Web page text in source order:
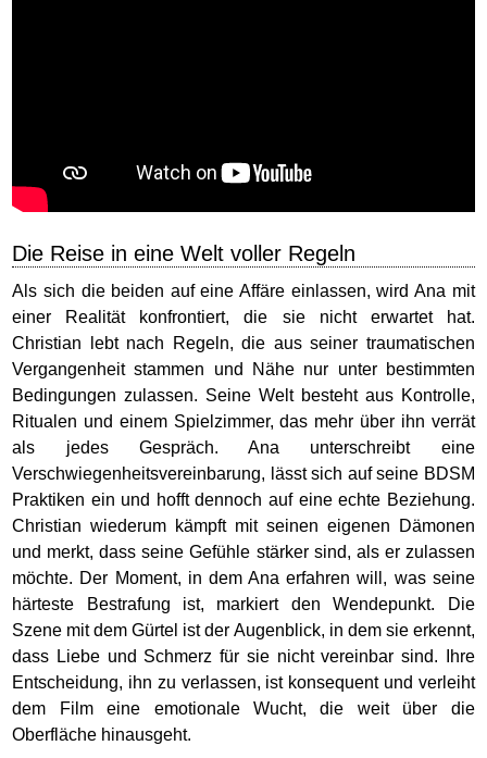
Die Reise in eine Welt voller Regeln
Als sich die beiden auf eine Affäre einlassen, wird Ana mit
einer Realität konfrontiert, die sie nicht erwartet hat.
Christian lebt nach Regeln, die aus seiner traumatischen
Vergangenheit stammen und Nähe nur unter bestimmten
Bedingungen zulassen. Seine Welt besteht aus Kontrolle,
Ritualen und einem Spielzimmer, das mehr über ihn verrät
als jedes Gespräch. Ana unterschreibt eine
Verschwiegenheitsvereinbarung, lässt sich auf seine BDSM
Praktiken ein und hofft dennoch auf eine echte Beziehung.
Christian wiederum kämpft mit seinen eigenen Dämonen
und merkt, dass seine Gefühle stärker sind, als er zulassen
möchte. Der Moment, in dem Ana erfahren will, was seine
härteste Bestrafung ist, markiert den Wendepunkt. Die
Szene mit dem Gürtel ist der Augenblick, in dem sie erkennt,
dass Liebe und Schmerz für sie nicht vereinbar sind. Ihre
Entscheidung, ihn zu verlassen, ist konsequent und verleiht
dem Film eine emotionale Wucht, die weit über die
Oberfläche hinausgeht.